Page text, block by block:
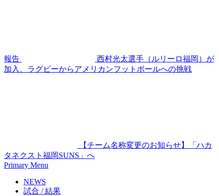
報告
西村光太選手（ルリーロ福岡）が
加入、ラグビーからアメリカンフットボールへの挑戦
【チーム名称変更のお知らせ】「ハカ
タネクスト福岡SUNS」へ
Primary Menu
NEWS
試合 / 結果